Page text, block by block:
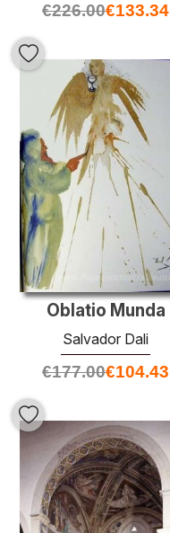
€226.00€133.34
Oblatio Munda
Salvador Dali
€177.00€104.43